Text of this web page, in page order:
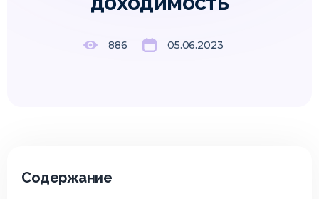
886 05.06.2023
Содержание